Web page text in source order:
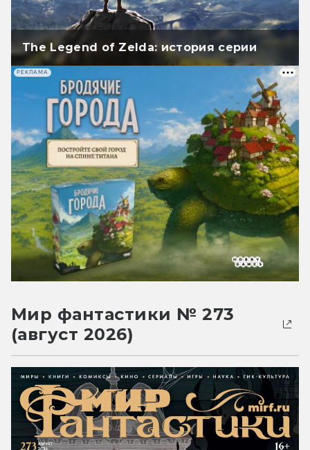
The Legend of Zelda: история серии
РЕКЛАМА
Мир фантастики № 273
(август 2026)